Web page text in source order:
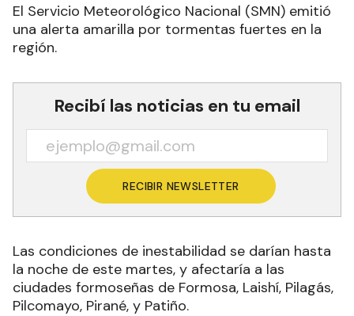
El Servicio Meteorológico Nacional (SMN) emitió
una alerta amarilla por tormentas fuertes en la
región.
Recibí las noticias en tu email
RECIBIR NEWSLETTER
Las condiciones de inestabilidad se darían hasta
la noche de este martes, y afectaría a las
ciudades formoseñas de Formosa, Laishí, Pilagás,
Pilcomayo, Pirané, y Patiño.